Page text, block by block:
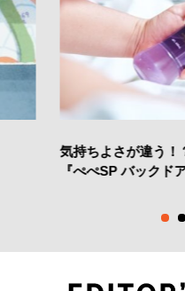
気持ちよさが違う！
『ぺぺSP バックド